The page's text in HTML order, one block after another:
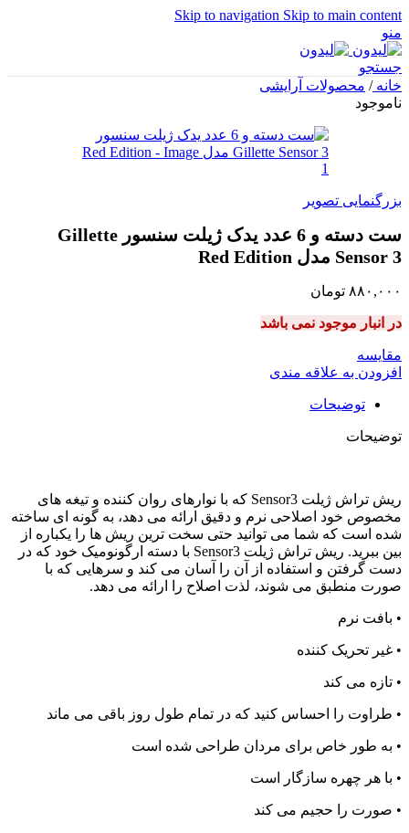
Skip to navigation Skip to main content
منو
جستجو
خانه/ محصولات آرایشی
ناموجود
بزرگنمایی تصویر
ست دسته و 6 عدد یدک ژیلت سنسور Gillette
Sensor 3 مدل Red Edition
۸۸۰,۰۰۰ تومان
در انبار موجود نمی باشد
مقایسه
افزودن به علاقه مندی
توضیحات
توضیحات
ریش تراش ژیلت Sensor3 که با نوارهای روان کننده و تیغه های
مخصوص خود اصلاحی نرم و دقیق ارائه می دهد، به گونه ای ساخته
شده است که شما می توانید حتی سخت ترین ریش ها را یکباره از
بین ببرید. ریش تراش ژیلت Sensor3 با دسته ارگونومیک خود که در
دست گرفتن و استفاده از آن را آسان می کند و سرهایی که با
صورت منطبق می شوند، لذت اصلاح را ارائه می دهد.
• بافت نرم
• غیر تحریک کننده
• تازه می کند
• طراوت را احساس کنید که در تمام طول روز باقی می ماند
• به طور خاص برای مردان طراحی شده است
• با هر چهره سازگار است
• صورت را حجیم می کند